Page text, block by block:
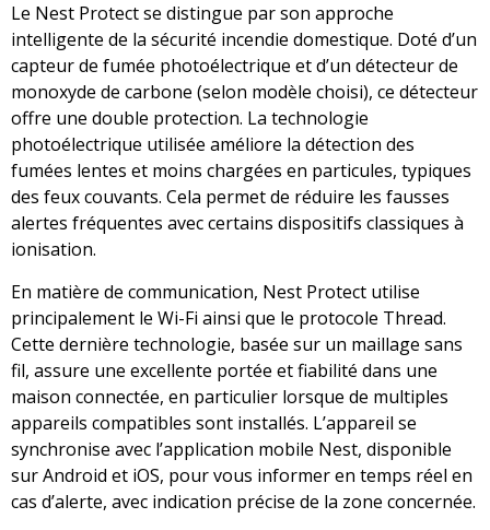
Le Nest Protect se distingue par son approche
intelligente de la sécurité incendie domestique. Doté d’un
capteur de fumée photoélectrique et d’un détecteur de
monoxyde de carbone (selon modèle choisi), ce détecteur
offre une double protection. La technologie
photoélectrique utilisée améliore la détection des
fumées lentes et moins chargées en particules, typiques
des feux couvants. Cela permet de réduire les fausses
alertes fréquentes avec certains dispositifs classiques à
ionisation.
En matière de communication, Nest Protect utilise
principalement le Wi-Fi ainsi que le protocole Thread.
Cette dernière technologie, basée sur un maillage sans
fil, assure une excellente portée et fiabilité dans une
maison connectée, en particulier lorsque de multiples
appareils compatibles sont installés. L’appareil se
synchronise avec l’application mobile Nest, disponible
sur Android et iOS, pour vous informer en temps réel en
cas d’alerte, avec indication précise de la zone concernée.